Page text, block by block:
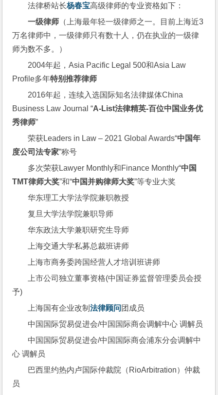
法律桥站长杨春宝高级律师的专业资格如下：
一级律师 （上海最年轻一级律师之一。目前上海近3
万名律师中，一级律师只有数十人，仍在执业的一级律
师为数不多。）
2004年起，Asia Pacific Legal 500和Asia Law
Profile多年特别推荐律师
2016年起，连续入选国际知名法律媒体China
Business Law Journal “A-List法律精英-百位中国业务优
秀律师”
荣获Leaders in Law – 2021 Global Awards“中国年
度公司法专家”称号
多次荣获Lawyer Monthly和Finance Monthly“中国
TMT律师大奖”和“中国并购律师大奖”等专业大奖
华东理工大学法学院兼职教授
复旦大学法学院兼职导师
华东政法大学兼职研究生导师
上海交通大学私募总裁班讲师
上海市商务委跨国经营人才培训班讲师
上市公司独立董事资格(中国证券监督管理委员会授
予)
上海国有企业改制法律顾问 团成员
中国国际贸易促进会/中国国际商会调解中心 调解员
中国国际贸易促进会/中国国际商会浦东分会调解中
心 调解员
巴西里约热内卢国际仲裁院（RioArbitration）仲裁
员